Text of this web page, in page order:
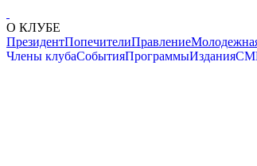
О КЛУБЕ
ПрезидентПопечителиПравление
Члены клубаСобытияПрограммыИздания